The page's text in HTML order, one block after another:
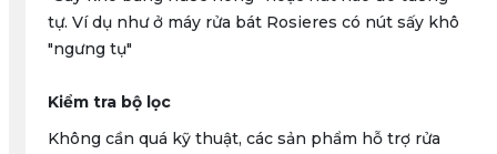
tự. Ví dụ như ở máy rửa bát Rosieres có nút sấy khô
"ngưng tụ"
Kiểm tra bộ lọc
Không cần quá kỹ thuật, các sản phẩm hỗ trợ rửa